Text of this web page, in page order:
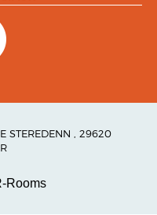
STEREDENN , 29620
Rooms